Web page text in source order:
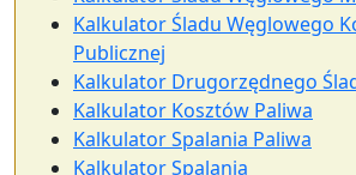
Kalkulator Śladu Węglowego
Publicznej
Kalkulator Drugorzędnego
Kalkulator Kosztów Paliwa
Kalkulator Spalania Paliwa
Kalkulator Spalania